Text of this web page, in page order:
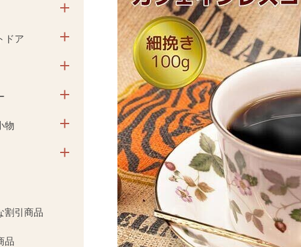
ドア
物
割引商品
品